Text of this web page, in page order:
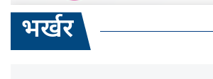
भर्खर